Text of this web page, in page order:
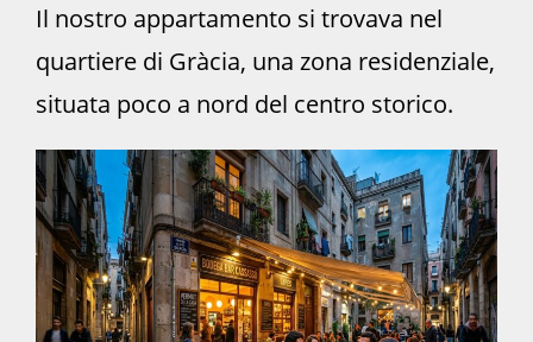
Il nostro appartamento si trovava nel
quartiere di Gràcia, una zona residenziale,
situata poco a nord del centro storico.